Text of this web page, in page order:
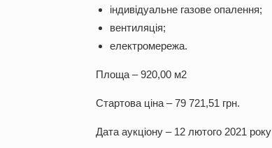
індивідуальне газове опалення;
вентиляція;
електромережа.
Площа – 920,00 м2
Стартова ціна – 79 721,51 грн.
Дата аукціону – 12 лютого 2021 року